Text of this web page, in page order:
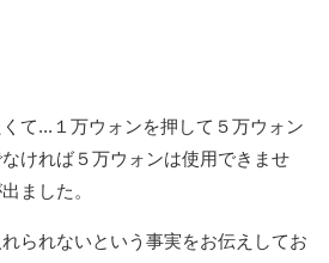
て...１万ウォンを押して５万ウォン
ければ５万ウォンは使用できませ
ました。
られないという事実をお伝えしてお